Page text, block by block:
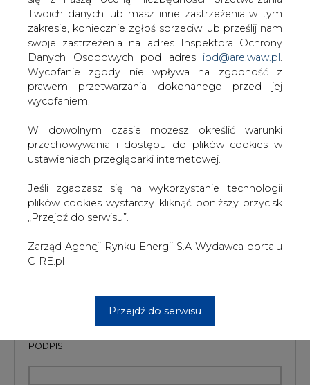
Twoich danych lub masz inne zastrzeżenia w tym
zakresie, koniecznie zgłoś sprzeciw lub prześlij nam
swoje zastrzeżenia na adres Inspektora Ochrony
Danych Osobowych pod adres iod@are.waw.pl
Wycofanie zgody nie wpływa na zgodność z
prawem przetwarzania dokonanego przed jej
wycofaniem.
W dowolnym czasie możesz określić warunki
przechowywania i dostępu do plików cookies w
ustawieniach przeglądarki internetowej.
Jeśli zgadzasz się na wykorzystanie technologii
plików cookies wystarczy kliknąć poniższy przycisk
„Przejdź do serwisu”.
Zarząd Agencji Rynku Energii S.A Wydawca portalu
CIRE.pl
Przejdź do serwisu
działu dystrubucji Rejonu Energetycznego, coraz rzadziej
kradzieże tłumaczy bieda, często jest to dobrze
przygotowany proceder.
#Energetyka # kraj
Artykuł powstał bez wsparcia narzędzi sztucznej inteligencji.
szkoleń treningowych LLM.
KOMENTARZE
TREŚĆ KOMENTARZA
PODPIS